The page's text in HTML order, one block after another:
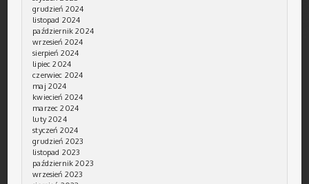
grudzień 2024
listopad 2024
październik 2024
wrzesień 2024
sierpień 2024
lipiec 2024
czerwiec 2024
maj 2024
kwiecień 2024
marzec 2024
luty 2024
styczeń 2024
grudzień 2023
listopad 2023
październik 2023
wrzesień 2023